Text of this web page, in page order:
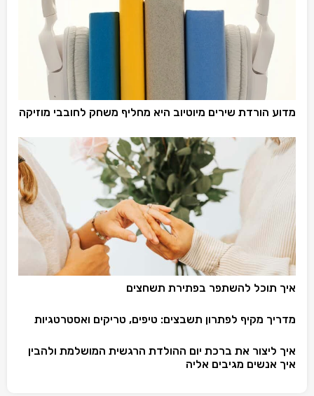
מדוע הורדת שירים מיוטיוב היא מחליף משחק לחובבי מוזיקה
איך תוכל להשתפר בפתירת תשחצים
מדריך מקיף לפתרון תשבצים: טיפים, טריקים ואסטרטגיות
איך ליצור את ברכת יום ההולדת הרגשית המושלמת ולהבין
איך אנשים מגיבים אליה